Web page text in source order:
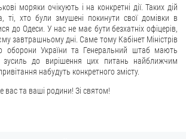
інформації
моряки очікують і на конкретні дії. Таких дій
ті, хто були змушені покинути свої домівки в
до Одеси. У нас не має бути безхатніх офіцерів,
завтрашньому дні. Саме тому Кабінет Міністрів
оборони України та Генеральний штаб мають
до вирішення цих питань найближчим
набудуть конкретного змісту.
вас та ваші родини! Зі святом!